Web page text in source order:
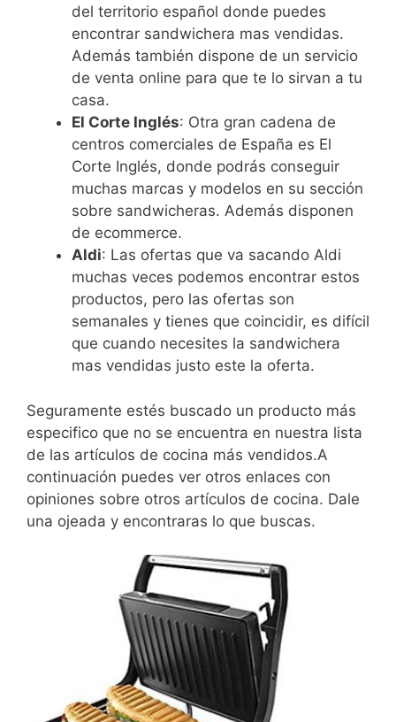
del territorio español donde puedes
encontrar sandwichera mas vendidas.
Además también dispone de un servicio
de venta online para que te lo sirvan a tu
casa.
El Corte Inglés: Otra gran cadena de
centros comerciales de España es El
Corte Inglés, donde podrás conseguir
muchas marcas y modelos en su sección
sobre sandwicheras. Además disponen
de ecommerce.
Aldi: Las ofertas que va sacando Aldi
muchas veces podemos encontrar estos
productos, pero las ofertas son
semanales y tienes que coincidir, es difícil
que cuando necesites la sandwichera
mas vendidas justo este la oferta.
Seguramente estés buscado un producto más
especifico que no se encuentra en nuestra lista
de las artículos de cocina más vendidos.A
continuación puedes ver otros enlaces con
opiniones sobre otros artículos de cocina. Dale
una ojeada y encontraras lo que buscas.